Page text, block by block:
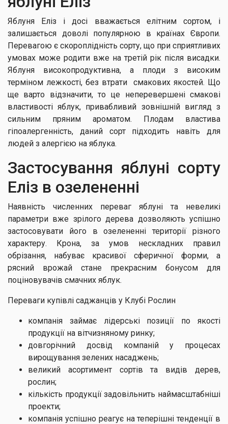
Яблуня Еліз і досі вважається елітним сортом, і
залишається доволі популярною в країнах Європи.
Перевагою є скороплідність сорту, що при сприятливих
умовах може родити вже на третій рік після висадки.
Яблуня високопродуктивна, а плоди з високим
терміном лежкості, без втрати смакових якостей. Що
ще варто відзначити, то це неперевершені смакові
властивості яблук, привабливий зовнішній вигляд з
сильним пряним ароматом. Плодам властива
гіпоалергенність, даний сорт підходить навіть для
людей з алергією на яблука.
Застосування яблуні сорту
Еліз в озелененні
Наявність численних переваг яблуні та невеликі
параметри вже зрілого дерева дозволяють успішно
застосовувати його в озелененні території різного
характеру. Крона, за умов нескладних правил
обрізання, набуває красивої сферичної форми, а
рясний врожай стане прекрасним бонусом для
поціновувачів смачних яблук.
Переваги купівлі саджанців у Клубі Рослин
компанія займає лідерські позиції по якості
продукції на вітчизняному ринку;
довгорічний досвід компаній у процесах
вирощування зелених насаджень;
великий асортимент сортів та видів дерев,
рослин;
кількість продукції задовільнить наймасштабніші
проекти;
компанія успішно реагує на теперішні тенденції в